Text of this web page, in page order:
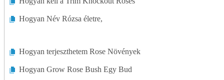
Hogyan Név Rózsa életre,
Hogyan terjeszthetem Rose Növények
Hogyan Grow Rose Bush Egy Bud